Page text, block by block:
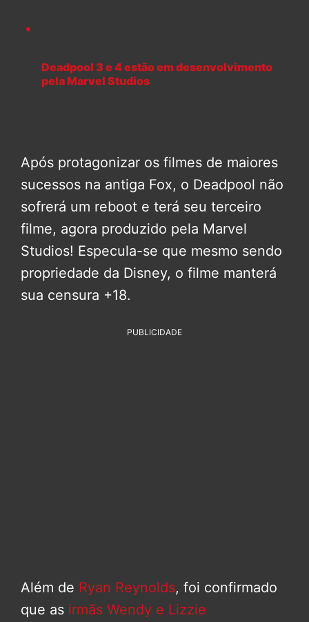
Deadpool 3 e 4 estão em desenvolvimento
pela Marvel Studios
Após protagonizar os filmes de maiores
sucessos na antiga Fox, o Deadpool não
sofrerá um reboot e terá seu terceiro
filme, agora produzido pela Marvel
Studios! Especula-se que mesmo sendo
propriedade da Disney, o filme manterá
sua censura +18.
PUBLICIDADE
Além de Ryan Reynolds, foi confirmado
que as irmãs Wendy e Lizzie